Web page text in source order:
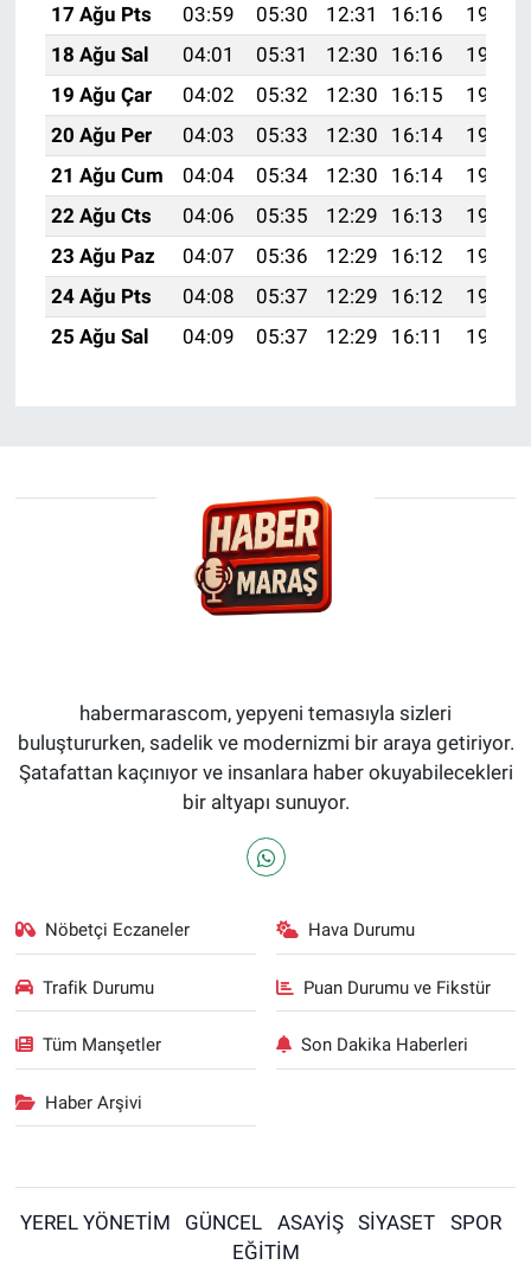
17 Ağu Pts
03:59 05:30 12:31 16:16
19:21
18 Ağu Sal
04:01 05:31 12:30 16:16
19:19
19 Ağu Çar
04:02 05:32 12:30 16:15
19:18
20 Ağu Per
04:03 05:33 12:30 16:14
19:17
21 Ağu Cum
04:04 05:34 12:30 16:14
19:15
22 Ağu Cts
04:06 05:35 12:29 16:13
19:14
23 Ağu Paz
04:07 05:36 12:29 16:12
19:13
24 Ağu Pts
04:08 05:37 12:29 16:12
19:11
25 Ağu Sal
04:09 05:37 12:29 16:11 19:10
habermarascom, yepyeni temasıyla sizleri
buluştururken, sadelik ve modernizmi bir araya getiriyor.
Şatafattan kaçınıyor ve insanlara haber okuyabilecekleri
bir altyapı sunuyor.
Nöbetçi Eczaneler Hava Durumu
Trafik Durumu Puan Durumu ve Fikstür
Tüm Manşetler Son Dakika Haberleri
Haber Arşivi
YEREL YÖNETİM GÜNCEL ASAYİŞ SİYASET
SPOR
EĞİTİM